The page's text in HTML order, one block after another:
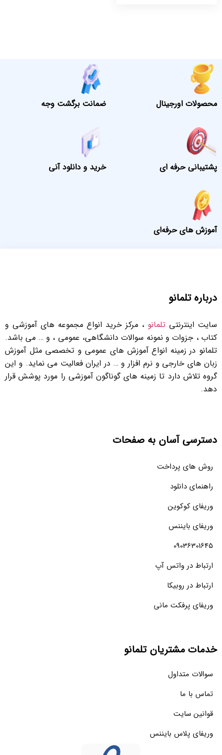
محصولات اورجینال ضمانت برگشت وجه
پشتیبانی حرفه ای خرید و دانلود آنی
آموزش های حرفه‌ای
درباره تلمانو
سایت اینترنتی تلمانو ، مرکز خرید انواع مجموعه های آموزشی و
کتاب ، جزوات و نمونه سوالات دانشگاهی، عمومی ، و … می باشد.
تلمانو در زمینه انواع آموزش های عمومی و تخصصی مثل آموزش
زبان های خارجی و نرم افزار و … در ایران فعالیت می نماید. و این
گروه تلاش دارد تا زمینه های گوناگون آموزشی را مورد پوشش قرار
دهد.
دسترسی آسان به صفحات
روش های پرداخت
راهنمای دانلود
وریفای کوکوین
وریفای بایننس
09036301645
ارتباط در واتس آپ
ارتباط در روبیکا
وریفای پرفکت مانی
خدمات مشتریان تلمانو
سوالات متداول
تماس با ما
قوانین سایت
وریفای پلاس بایننس